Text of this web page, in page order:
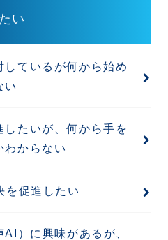
い
ているが何から始め
い
したいが、何から手を
わからない
を促進したい
）に興味があるが、